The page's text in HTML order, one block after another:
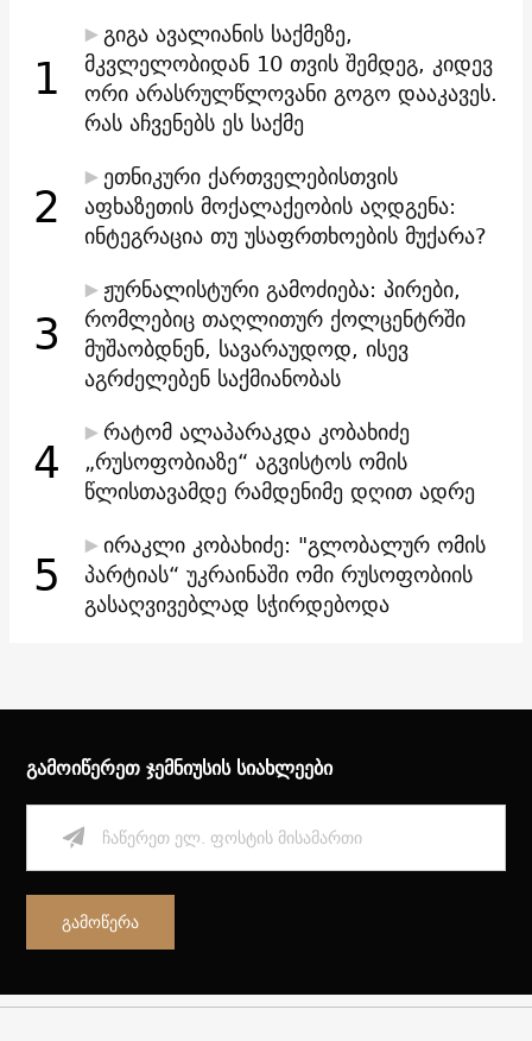
1
გიგა ავალიანის საქმეზე,
მკვლელობიდან 10 თვის შემდეგ, კიდევ
ორი არასრულწლოვანი გოგო დააკავეს.
რას აჩვენებს ეს საქმე
2
ეთნიკური ქართველებისთვის
აფხაზეთის მოქალაქეობის აღდგენა:
ინტეგრაცია თუ უსაფრთხოების მუქარა?
3
ჟურნალისტური გამოძიება: პირები,
რომლებიც თაღლითურ ქოლცენტრში
მუშაობდნენ, სავარაუდოდ, ისევ
აგრძელებენ საქმიანობას
4
რატომ ალაპარაკდა კობახიძე
„რუსოფობიაზე“ აგვისტოს ომის
წლისთავამდე რამდენიმე დღით ადრე
5
ირაკლი კობახიძე: "გლობალურ ომის
პარტიას“ უკრაინაში ომი რუსოფობიის
გასაღვივებლად სჭირდებოდა
გამოიწერეთ ჯემნიუსის სიახლეები
გამოწერა